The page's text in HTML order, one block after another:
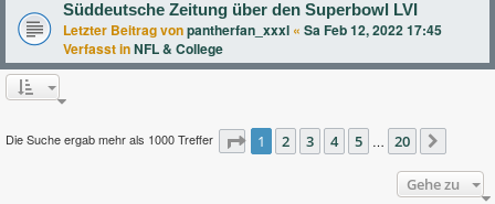
Süddeutsche Zeitung über den Superbowl LVI
Letzter Beitrag vonpantherfan_xxxl « Sa Feb 12, 2022 17:45
Verfasst inNFL & College
Die Suche ergab mehr als 1000 Treffer Seite1 von 20
1 2 3 4 5 … 20
Gehe zu